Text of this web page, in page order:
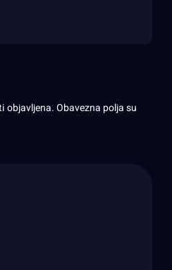
objavljena.Obavezna polja su